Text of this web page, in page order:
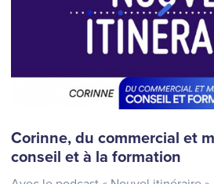
Corinne, du commercial et
conseil et à la formation